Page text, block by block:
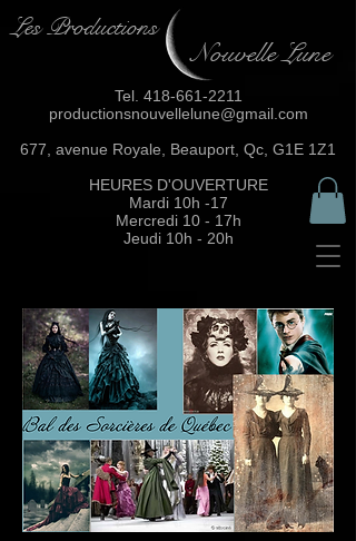
Les Productions
Nouvelle Lune
Tel. 418-661-2211
productionsnouvellelune@gmail.com
677, avenue Royale, Beauport, Qc, G1E 1Z1
HEURES D'OUVERTURE
Mardi 10h -17
Mercredi 10 - 17h
Jeudi 10h - 20h